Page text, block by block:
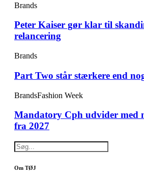
Brands
Peter Kaiser gør klar til
relancering
Brands
Part Two står stærkere end
BrandsFashion Week
Mandatory Cph udvider med
fra 2027
Om TØJ